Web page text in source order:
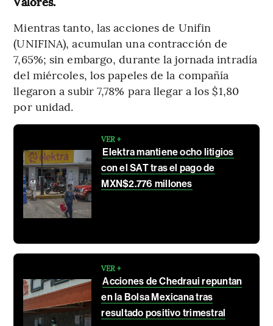
Mientras tanto, las acciones de Unifin
(UNIFINA), acumulan una contracción de
7,65%; sin embargo, durante la jornada intradía
del miércoles, los papeles de la compañía
llegaron a subir 7,78% para llegar a los $1,80
por unidad.
VER +
Elektra mantiene ocho litigios
con el SAT tras el pago de
MXN$2.776 millones
VER +
Acciones de Chedraui repuntan
en la Bolsa Mexicana tras
resultado positivo trimestral